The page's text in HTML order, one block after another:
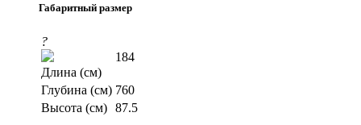
Габаритный размер
?
Длина (см)
184
Глубина (см) 760
Высота (см) 87.5